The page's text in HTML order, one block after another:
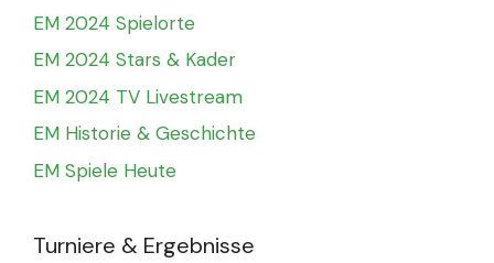
EM 2024 Spielorte
EM 2024 Stars & Kader
EM 2024 TV Livestream
EM Historie & Geschichte
EM Spiele Heute
Turniere & Ergebnisse